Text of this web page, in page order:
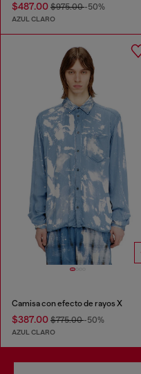
$487.00 $975.00-50%
AZUL CLARO
Camisa con efecto de rayos X
$387.00 $775.00-50%
AZUL CLARO